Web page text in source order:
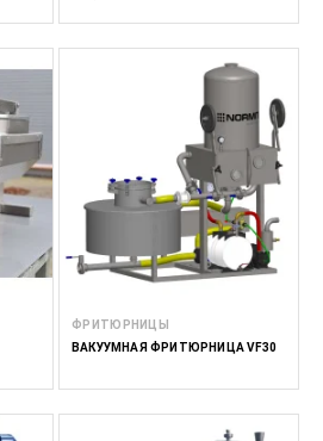
ФРИТЮРНИЦЫ
ВАКУУМНАЯ ФРИТЮРНИЦА VF30